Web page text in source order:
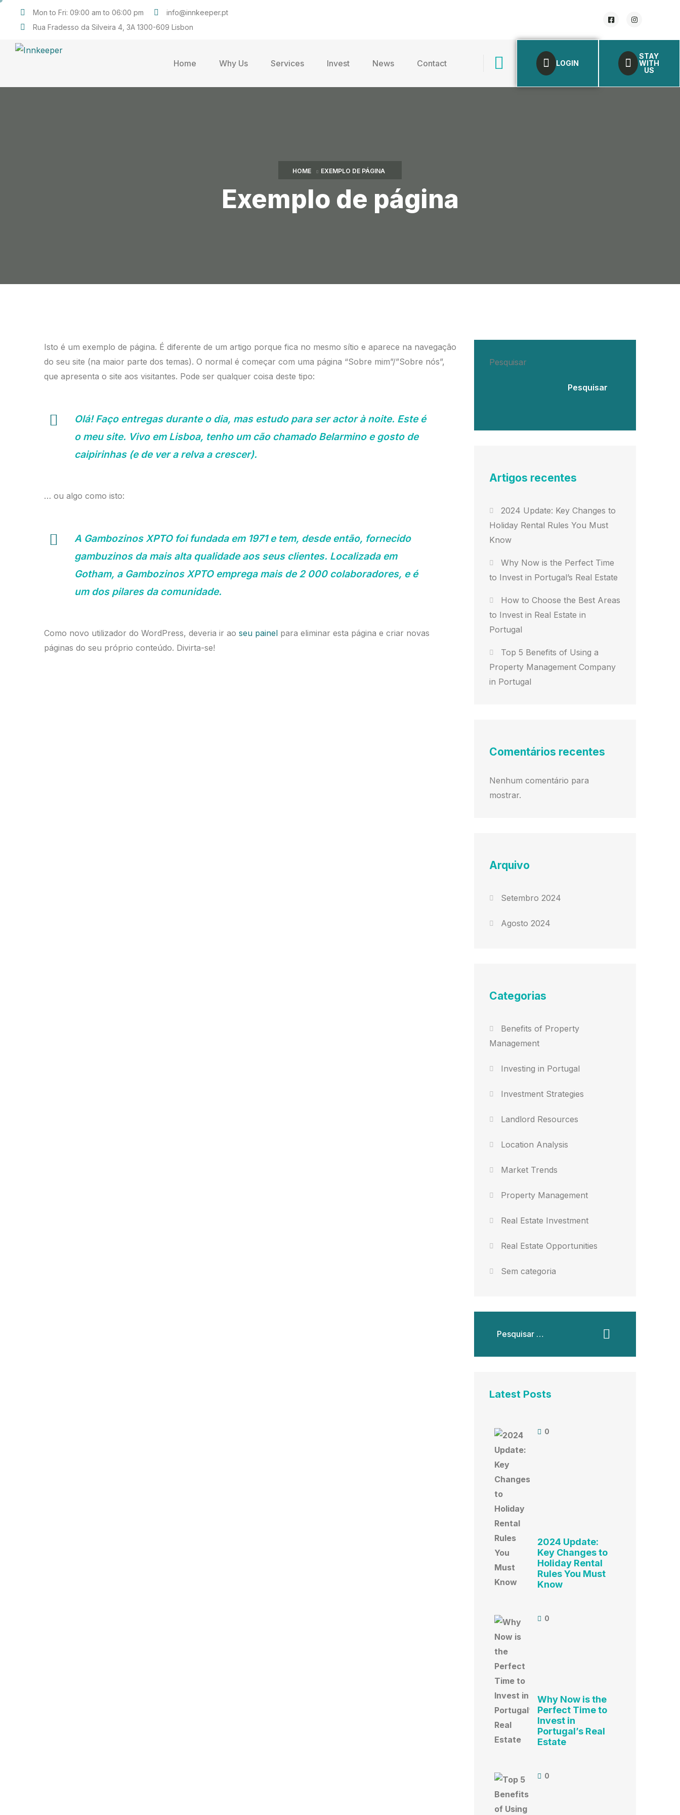
Mon to Fri: 09:00 am to 06:00 pm
info@innkeeper.pt
Rua Fradesso da Silveira 4, 3A 1300-609 Lisbon
Home Why Us Services Invest News Contact LOGIN
STAY
WITH
US
HOME EXEMPLO DE PÁGINA
Exemplo de página
Isto é um exemplo de página. É diferente de um artigo porque fica no mesmo sítio e aparece na navegação
do seu site (na maior parte dos temas). O normal é começar com uma página “Sobre mim”/”Sobre nós”,
que apresenta o site aos visitantes. Pode ser qualquer coisa deste tipo:
Olá! Faço entregas durante o dia, mas estudo para ser actor à noite. Este é
o meu site. Vivo em Lisboa, tenho um cão chamado Belarmino e gosto de
caipirinhas (e de ver a relva a crescer).
… ou algo como isto:
A Gambozinos XPTO foi fundada em 1971 e tem, desde então, fornecido
gambuzinos da mais alta qualidade aos seus clientes. Localizada em
Gotham, a Gambozinos XPTO emprega mais de 2 000 colaboradores, e é
um dos pilares da comunidade.
Como novo utilizador do WordPress, deveria ir ao seu painel para eliminar esta página e criar novas
páginas do seu próprio conteúdo. Divirta-se!
Pesquisar
Pesquisar
Artigos recentes
2024 Update: Key Changes to
Holiday Rental Rules You Must
Know
Why Now is the Perfect Time
to Invest in Portugal’s Real Estate
How to Choose the Best Areas
to Invest in Real Estate in
Portugal
Top 5 Benefits of Using a
Property Management Company
in Portugal
Comentários recentes
Nenhum comentário para
mostrar.
Arquivo
Setembro 2024
Agosto 2024
Categorias
Benefits of Property
Management
Investing in Portugal
Investment Strategies
Landlord Resources
Location Analysis
Market Trends
Property Management
Real Estate Investment
Real Estate Opportunities
Sem categoria
Latest Posts
0
2024 Update:
Key Changes to
Holiday Rental
Rules You Must
Know
0
Why Now is the
Perfect Time to
Invest in
Portugal’s Real
Estate
0